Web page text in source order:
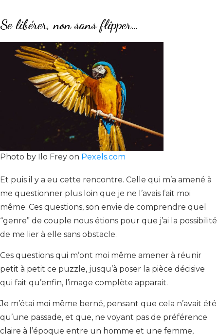
Se libérer, non sans flipper…
Photo by Ilo Frey on Pexels.com
Et puis il y a eu cette rencontre. Celle qui m’a amené à
me questionner plus loin que je ne l’avais fait moi
même. Ces questions, son envie de comprendre quel
“genre” de couple nous étions pour que j’ai la possibilité
de me lier à elle sans obstacle.
Ces questions qui m’ont moi même amener à réunir
petit à petit ce puzzle, jusqu’à poser la pièce décisive
qui fait qu’enfin, l’image complète apparait.
Je m’étai moi même berné, pensant que cela n’avait été
qu’une passade, et que, ne voyant pas de préférence
claire à l’époque entre un homme et une femme,